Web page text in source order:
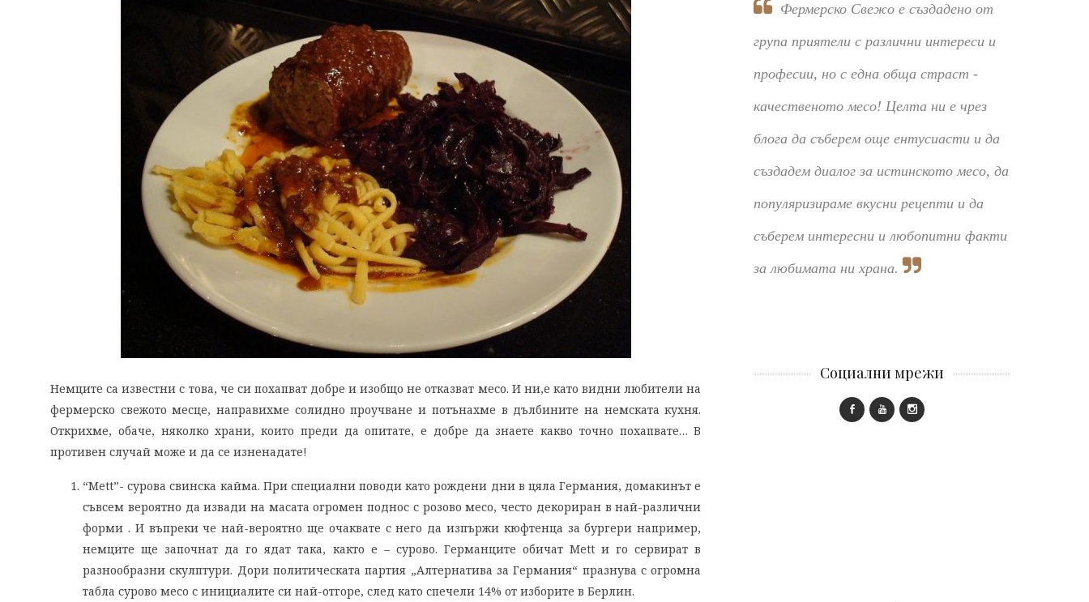
Немците са известни с това, че си похапват добре и изобщо не отказват месо. И ни,е като видни любители на
фермерско свежото месце, направихме солидно проучване и потънахме в дълбините на немската кухня.
Открихме, обаче, няколко храни, които преди да опитате, е добре да знаете какво точно похапвате… В
противен случай може и да се изненадате!
“Mett”- сурова свинска кайма. При специални поводи като рождени дни в цяла Германия, домакинът е
съвсем вероятно да извади на масата огромен поднос с розово месо, често декориран в най-различни
форми . И въпреки че най-вероятно ще очаквате с него да изпържи кюфтенца за бургери например,
немците ще започнат да го ядат така, както е – сурово. Германците обичат Mett и го сервират в
разнообразни скулптури. Дори политическата партия „Алтернатива за Германия“ празнува с огромна
табла сурово месо с инициалите си най-отгоре, след като спечели 14% от изборите в Берлин.
Фермерско Свежо е създадено от
група приятели с различни интереси и
професии, но с една обща страст -
качественото месо! Целта ни е чрез
блога да съберем още ентусиасти и да
създадем диалог за истинското месо, да
популяризираме вкусни рецепти и да
съберем интересни и любопитни факти
за любимата ни храна.
Социални мрежи